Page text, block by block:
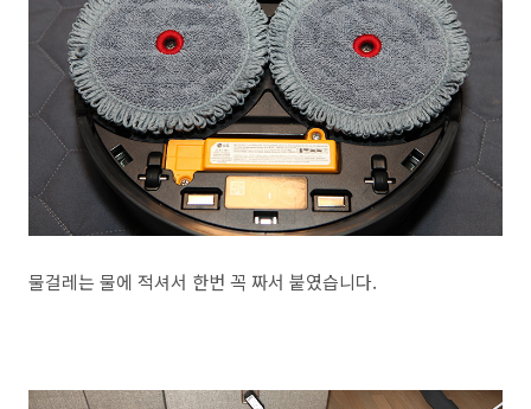
물걸레는 물에 적셔서 한번 꼭 짜서 붙였습니다.